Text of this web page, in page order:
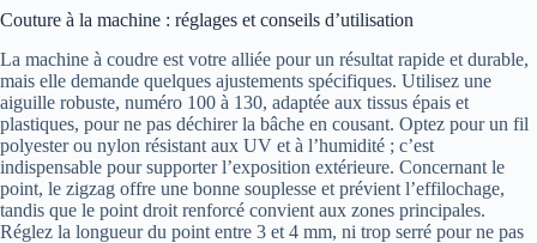
Couture à la machine : réglages et conseils d’utilisation
La machine à coudre est votre alliée pour un résultat rapide et durable,
mais elle demande quelques ajustements spécifiques. Utilisez une
aiguille robuste, numéro 100 à 130, adaptée aux tissus épais et
plastiques, pour ne pas déchirer la bâche en cousant. Optez pour un fil
polyester ou nylon résistant aux UV et à l’humidité ; c’est
indispensable pour supporter l’exposition extérieure. Concernant le
point, le zigzag offre une bonne souplesse et prévient l’effilochage,
tandis que le point droit renforcé convient aux zones principales.
Réglez la longueur du point entre 3 et 4 mm, ni trop serré pour ne pas